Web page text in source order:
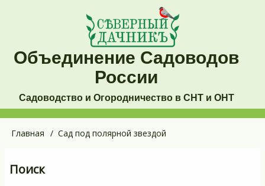
содержанию
Объединение Садоводов
России
Садоводство и Огородничество в СНТ и ОНТ
Основная
Строка
Главная Сад под полярной звездой
Поиск